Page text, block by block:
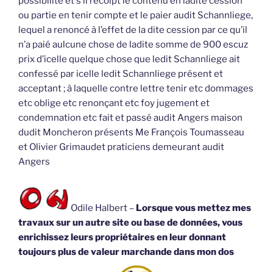
ou partie en tenir compte et le paier audit Schannliege,
lequel a renoncé à l’effet de la dite cession par ce qu’il
n’a paié aulcune chose de ladite somme de 900 escuz
prix d’icelle quelque chose que ledit Schannliege ait
confessé par icelle ledit Schannliege présent et
acceptant ; à laquelle contre lettre tenir etc dommages
etc oblige etc renonçant etc foy jugement et
condemnation etc fait et passé audit Angers maison
dudit Moncheron présents Me François Toumasseau
et Olivier Grimaudet praticiens demeurant audit
Angers
Odile Halbert – Lorsque vous mettez mes
travaux sur un autre site ou base de données, vous
enrichissez leurs propriétaires en leur donnant
toujours plus de valeur marchande dans mon dos